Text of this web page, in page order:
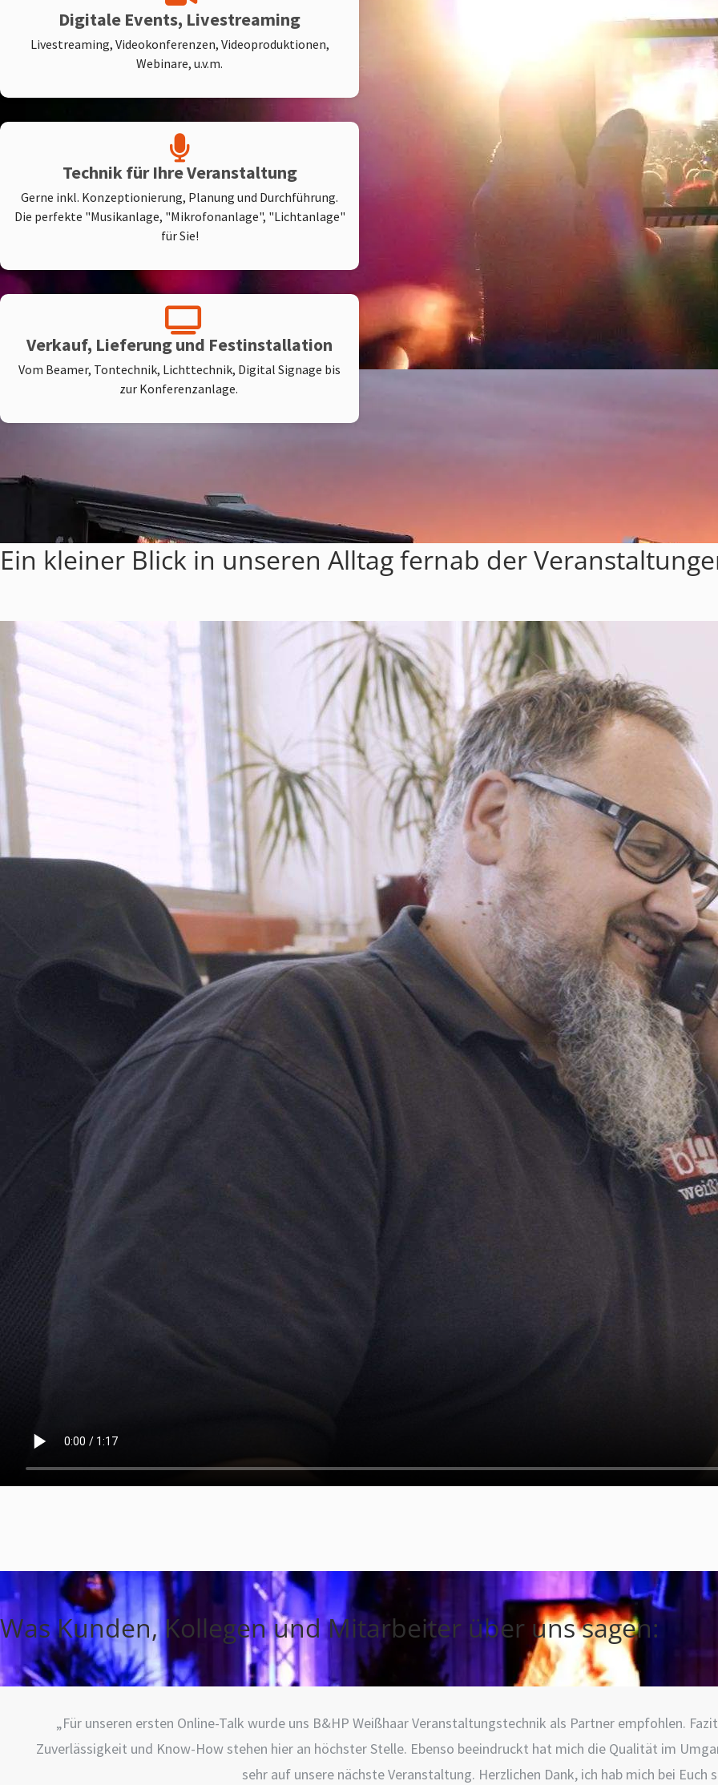
Digitale Events, Livestreaming
Livestreaming, Videokonferenzen, Videoproduktionen,
Webinare, u.v.m.
Technik für Ihre Veranstaltung
Gerne inkl. Konzeptionierung, Planung und Durchführung.
Die perfekte "Musikanlage, "Mikrofonanlage", "Lichtanlage"
für Sie!
Verkauf, Lieferung und Festinstallation
Vom Beamer, Tontechnik, Lichttechnik, Digital Signage bis
zur Konferenzanlage.
Ein kleiner Blick in unseren Alltag fernab der
Was Kunden, Kollegen und Mitarbeiter über uns sagen:
„Für unseren ersten Online-Talk wurde uns B&HP Weißhaar Veranstaltungstechnik als Partner empfohlen.
Zuverlässigkeit und Know-How stehen hier an höchster Stelle. Ebenso beeindruckt hat mich die Qualität im
sehr auf unsere nächste Veranstaltung. Herzlichen Dank, ich hab mich bei